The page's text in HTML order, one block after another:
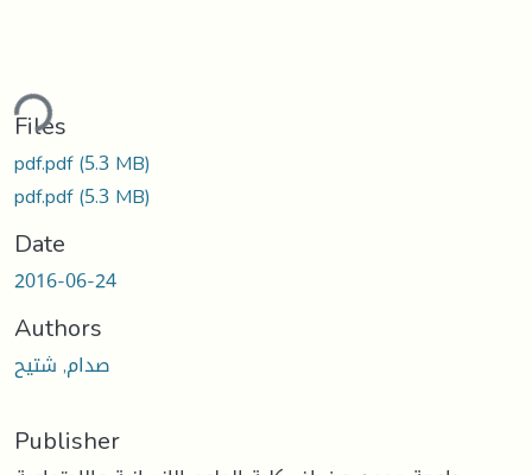
Files
pdf.pdf(5.3 MB)
pdf.pdf(5.3 MB)
Date
2016-06-24
Authors
صدام, شتيح
Publisher